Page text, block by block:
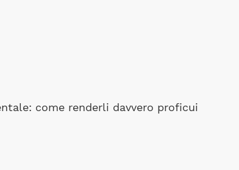
come renderli davvero proficui